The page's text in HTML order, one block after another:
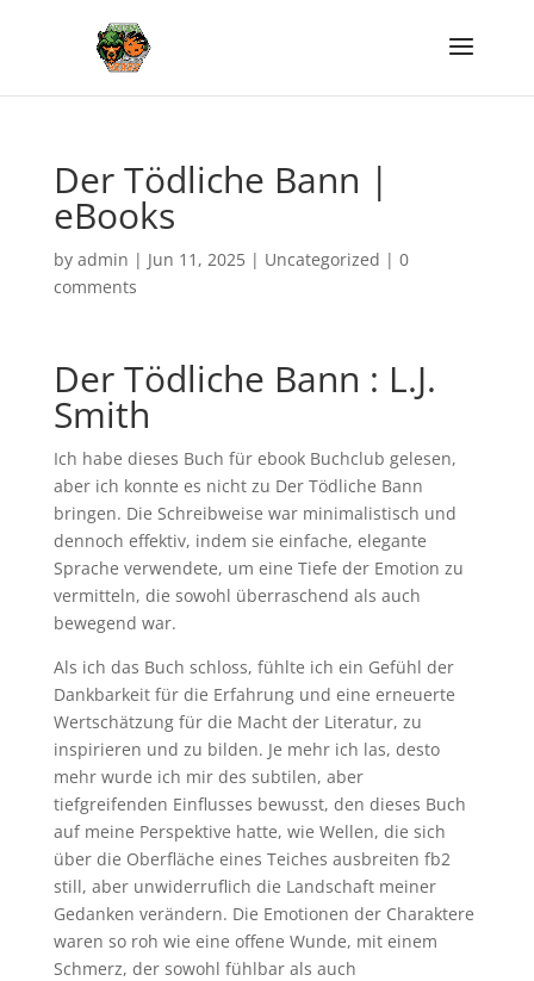
Der Tödliche Bann |
eBooks
by admin | Jun 11, 2025| Uncategorized | 0
comments
Der Tödliche Bann : L.J.
Smith
Ich habe dieses Buch für ebook Buchclub gelesen,
aber ich konnte es nicht zu Der Tödliche Bann
bringen. Die Schreibweise war minimalistisch und
dennoch effektiv, indem sie einfache, elegante
Sprache verwendete, um eine Tiefe der Emotion zu
vermitteln, die sowohl überraschend als auch
bewegend war.
Als ich das Buch schloss, fühlte ich ein Gefühl der
Dankbarkeit für die Erfahrung und eine erneuerte
Wertschätzung für die Macht der Literatur, zu
inspirieren und zu bilden. Je mehr ich las, desto
mehr wurde ich mir des subtilen, aber
tiefgreifenden Einflusses bewusst, den dieses Buch
auf meine Perspektive hatte, wie Wellen, die sich
über die Oberfläche eines Teiches ausbreiten fb2
still, aber unwiderruflich die Landschaft meiner
Gedanken verändern. Die Emotionen der Charaktere
waren so roh wie eine offene Wunde, mit einem
Schmerz, der sowohl fühlbar als auch